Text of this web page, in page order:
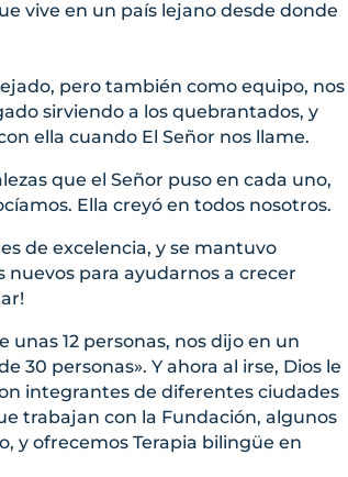
vive en un país lejano desde donde
pero también como equipo, nos
sirviendo a los quebrantados, y
ella cuando El Señor nos llame.
que el Señor puso en cada uno,
Ella creyó en todos nosotros.
de excelencia, y se mantuvo
para ayudarnos a crecer
12 personas, nos dijo en un
30 personas». Y ahora al irse, Dios le
integrantes de diferentes ciudades
trabajan con la Fundación, algunos
y ofrecemos Terapia bilingüe en